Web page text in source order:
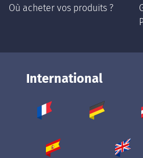
Où acheter vos produits ?
International